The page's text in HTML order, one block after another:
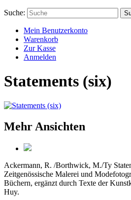
Suche:
Mein Benutzerkonto
Warenkorb
Zur Kasse
Anmelden
Statements (six)
Mehr Ansichten
Ackermann, R. /Borthwick, M./Ty
Zeitgenössische Malerei und
Büchern, ergänzt durch Texte der
Huy.